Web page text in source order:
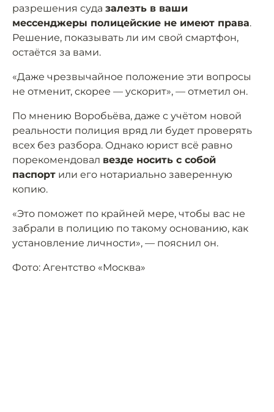
разрешения суда залезть в ваши
мессенджеры полицейские не имеют права.
Решение, показывать ли им свой смартфон,
остаётся за вами.
«Даже чрезвычайное положение эти вопросы
не отменит, скорее — ускорит», — отметил он.
По мнению Воробьёва, даже с учётом новой
реальности полиция вряд ли будет проверять
всех без разбора. Однако юрист всё равно
порекомендовал везде носить с собой
паспорт или его нотариально заверенную
копию.
«Это поможет по крайней мере, чтобы вас не
забрали в полицию по такому основанию, как
установление личности», — пояснил он.
Фото: Агентство «Москва»